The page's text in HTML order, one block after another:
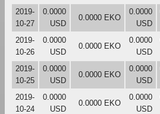
2019-
10-27
0.0000
USD
0.0000 EKO
0.0000
USD
2019-
10-26
0.0000
USD
0.0000 EKO
0.0000
USD
2019-
10-25
0.0000
USD
0.0000 EKO
0.0000
USD
2019-
10-24
0.0000
USD
0.0000 EKO
0.0000
USD